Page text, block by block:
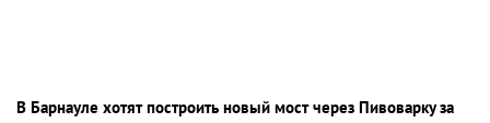
В Барнауле хотят построить новый мост через Пивоварку за